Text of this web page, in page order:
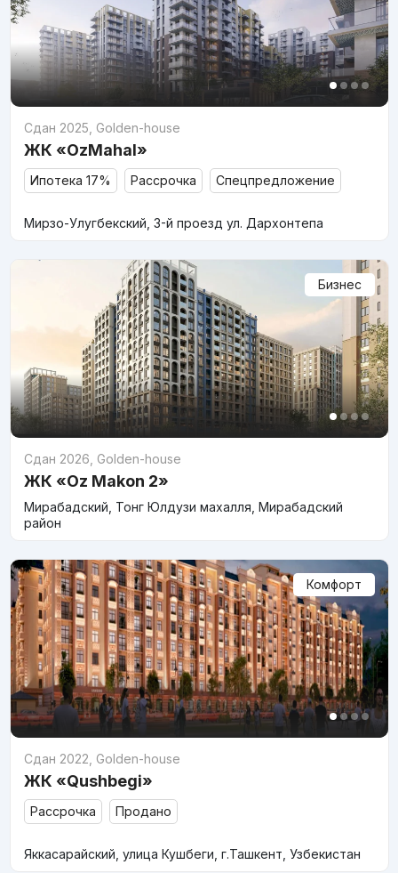
Сдан 2025 Golden-house
ЖК «OzMahal»
Ипотека 17% Рассрочка Спецпредложение
Мирзо-Улугбекский, 3-й проезд ул. Дархонтепа
Бизнес
Сдан 2026 Golden-house
ЖК «Oz Makon 2»
Мирабадский, Тонг Юлдузи махалля, Мирабадский
район
Комфорт
Сдан 2022 Golden-house
ЖК «Qushbegi»
Рассрочка Продано
Яккасарайский, улица Кушбеги, г.Ташкент, Узбекистан